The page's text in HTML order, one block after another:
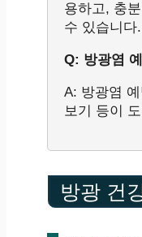
용하고, 충
수 있습니다.
Q: 방광염
A: 방광염
보기 등이
방광 건